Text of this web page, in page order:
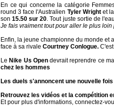
En ce qui concerne la catégorie
round 3 face l'Australien Tyler Wrightet
son15.50 sur 20. Tout juste sortie de
Je fais vraiment tout pour aller le plus
Enfin, la jeune championne du monde et
face à sa rivale Courtney Conlogue.
Le Nike Us Opendevrait reprendre ce
chez les hommes
Les duels s'annoncent une nouvelle
Retrouvez les vidéos et la compétition
Et pour plus d'informations, connectez-